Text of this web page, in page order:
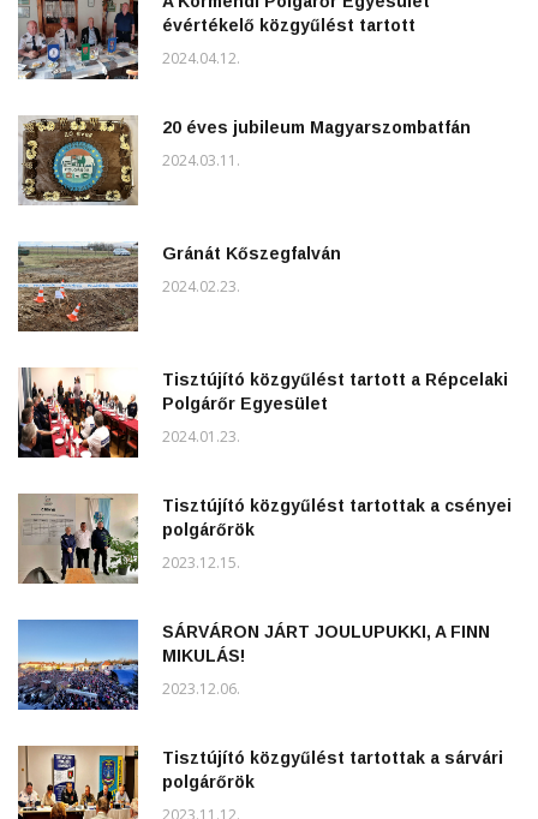
évértékelő közgyűlést tartott
2024.04.12.
20 éves jubileum Magyarszombatfán
2024.03.11.
Gránát Kőszegfalván
2024.02.23.
Tisztújító közgyűlést tartott a Répcelaki
Polgárőr Egyesület
2024.01.23.
Tisztújító közgyűlést tartottak a csényei
polgárőrök
2023.12.15.
SÁRVÁRON JÁRT JOULUPUKKI, A FINN
MIKULÁS!
2023.12.06.
Tisztújító közgyűlést tartottak a sárvári
polgárőrök
2023.11.12.